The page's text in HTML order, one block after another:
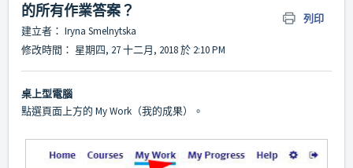
的所有作業答案？
列印
建立者： Iryna Smelnytska
修改時間： 星期四, 27 十二月, 2018 於 2:10 PM
桌上型電腦
點選頁面上方的 My Work（我的成果）。